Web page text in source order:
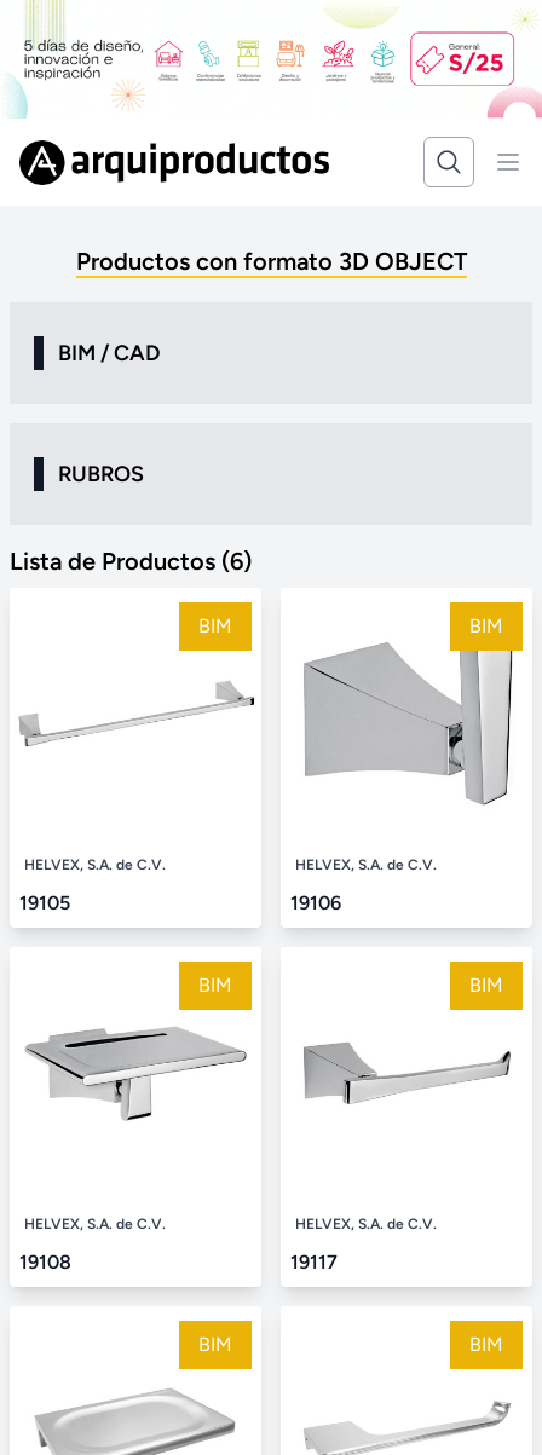
Productos con formato 3D OBJECT
BIM / CAD
RUBROS
Lista de Productos (6)
HELVEX, S.A. de C.V.
19105
BIM
HELVEX, S.A. de C.V.
19106
BIM
HELVEX, S.A. de C.V.
19108
BIM
HELVEX, S.A. de C.V.
19117
BIM
BIM BIM